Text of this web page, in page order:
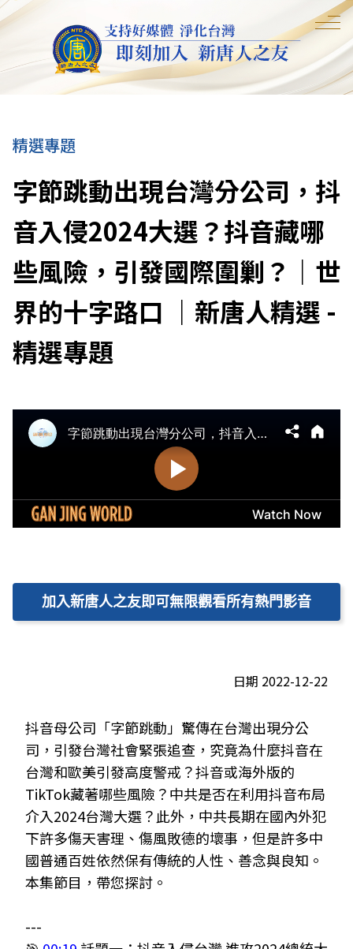
精選專題
字節跳動出現台灣分公司，抖
音入侵2024大選？抖音藏哪
些風險，引發國際圍剿？｜世
界的十字路口 ｜新唐人精選 -
精選專題
加入新唐人之友即可無限觀看所有熱門影音
日期 2022-12-22
抖音母公司「字節跳動」驚傳在台灣出現分公
司，引發台灣社會緊張追查，究竟為什麼抖音在
台灣和歐美引發高度警戒？抖音或海外版的
TikTok藏著哪些風險？中共是否在利用抖音布局
介入2024台灣大選？此外，中共長期在國內外犯
下許多傷天害理、傷風敗德的壞事，但是許多中
國普通百姓依然保有傳統的人性、善念與良知。
本集節目，帶您探討。
---